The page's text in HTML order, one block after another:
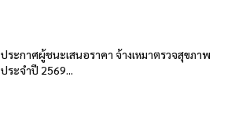
ประกาศผู้ชนะเสนอราคา จ้างเหมาตรวจสุขภาพ
ประจำปี 2569...